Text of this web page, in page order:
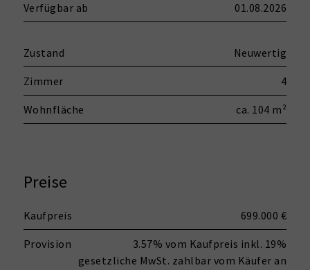
Verfügbar ab 01.08.2026
Zustand Neuwertig
Zimmer 4
Wohnfläche ca. 104 m²
Preise
Kaufpreis 699.000 €
Provision
3.57% vom Kaufpreis inkl. 19%
gesetzliche MwSt. zahlbar vom Käufer an